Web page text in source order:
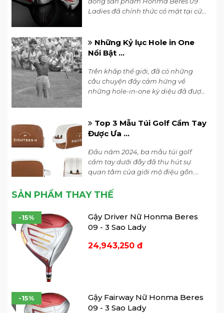
Ladies đã chính thức có mặt tại cửa
Những Kỷ lục Hole in One
Nổi Bật ...
Trên khắp thế giới, đã có những
câu chuyện đầy cảm hứng về
những hole-in-one kỳ diệu đã được
Top 3 Mẫu Túi Golf Cầm Tay
Được Ưa ...
Đầu năm 2024, ba mẫu túi golf
cầm tay dưới đây đã thu hút sự
quan tâm của giới mộ điệu gôn.
Kèm Với ...
Kết hợp những phụ kiện trên với
quần áo đánh golf của bạn sẽ giúp
tạo ra một phong cách độc đáo và
SẢN PHẨM THAY THẾ
Gậy Driver Nữ Honma Beres
09 - 3 Sao Lady
24,943,250 đ
-15%
Gậy Fairway Nữ Honma Beres
09 - 3 Sao Lady
-15%